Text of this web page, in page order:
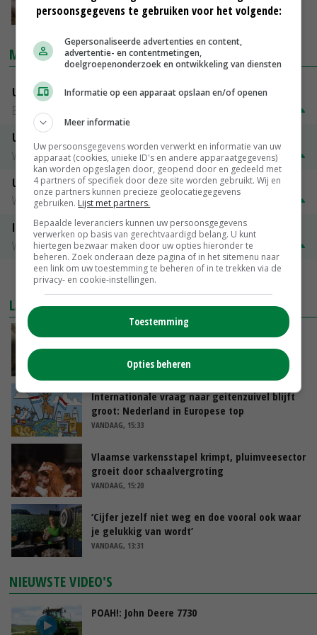
24-01-2018
MARKTPRIJZEN
Uitbetaalprijs DCA BestPigletPrice
Biggen weekprijzen
Uitbetaalprijs Compaxo
Vleesvarkens
€ 1,32 € 0,10
Uitbetaalprijs Van Rooi Meat
Vleesvarkens
ISN prijs Frankrijk
Vleesvarkens
€ 1,78
MEER MARKTPRIJZEN
LAATSTE NIEUWS
‘Samenwerking A-ware en Amalthea gaat
zorgen voor meer balans’
VANDAAG, 16:01
Internationale vraag naar geitenzuivel blijft
groot: Nederland in Europese top
VANDAAG, 15:33
Vlaamse varkensstapel krimpt, pluimveesector
groeit door schaalvergroting
VANDAAG, 15:20
‘Cijfer jezelf niet weg en doe vooral ook waar
je gelukkig van wordt’
VANDAAG, 13:31
NIEUWSTE VIDEO'S
POAH!: John Deere 7730
persoonsgegevens te gebruiken voor het volgende:
Gepersonaliseerde advertenties en content,
advertentie- en contentmetingen,
doelgroepenonderzoek en ontwikkeling van diensten
Informatie op een apparaat opslaan en/of openen
Meer informatie
Uw persoonsgegevens worden verwerkt en informatie van uw
apparaat (cookies, unieke ID's en andere apparaatgegevens)
kan worden opgeslagen door, geopend door en gedeeld met
4 partners of specifiek door deze site worden gebruikt. Wij en
onze partners kunnen precieze geolocatiegegevens
gebruiken. Lijst met partners.
Bepaalde leveranciers kunnen uw persoonsgegevens
verwerken op basis van gerechtvaardigd belang. U kunt
hiertegen bezwaar maken door uw opties hieronder te
beheren. Zoek onderaan deze pagina of in het sitemenu naar
een link om uw toestemming te beheren of in te trekken via de
privacy- en cookie-instellingen.
Toestemming
Opties beheren